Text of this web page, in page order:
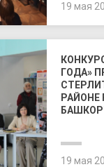
19 мая
ГОДА»
РАЙОНЕ
19 мая